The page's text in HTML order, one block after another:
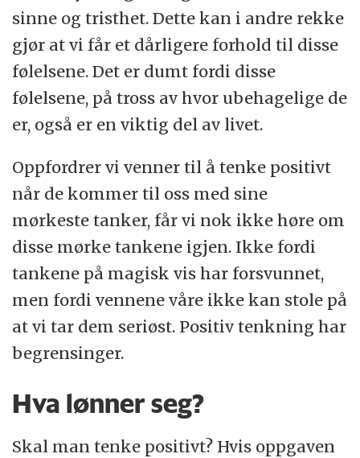
sinne og tristhet. Dette kan i andre rekke
gjør at vi får et dårligere forhold til disse
følelsene. Det er dumt fordi disse
følelsene, på tross av hvor ubehagelige de
er, også er en viktig del av livet.
Oppfordrer vi venner til å tenke positivt
når de kommer til oss med sine
mørkeste tanker, får vi nok ikke høre om
disse mørke tankene igjen. Ikke fordi
tankene på magisk vis har forsvunnet,
men fordi vennene våre ikke kan stole på
at vi tar dem seriøst. Positiv tenkning har
begrensinger.
Hva lønner seg?
Skal man tenke positivt? Hvis oppgaven